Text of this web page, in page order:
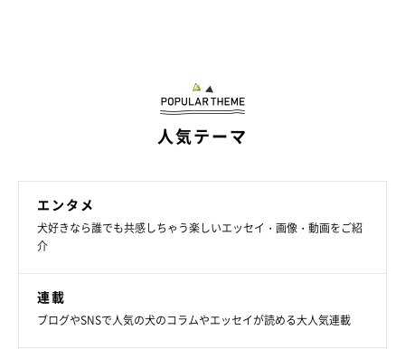
“スン”とした顔をするお嬢ちゃん。
@yukokorot82
人気テーマ
エンタメ
犬好きなら誰でも共感しちゃう楽しいエッセイ・画像・動画をご紹
介
連載
ブログやSNSで人気の犬のコラムやエッセイが読める大人気連載